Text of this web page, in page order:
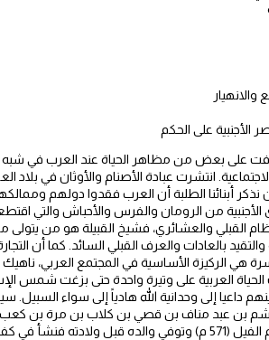
والانهيار
بعض من مظاهر الحياة عند العرب في شبه
انتشرت عبادة الأصنام والأوثان في بلاد
نذكر أبنائنا الطلبة أن العرب فقدوا دولهم
من الرومان والفرس والأحباش والتي
والعشائري، فشيخ القبيلة هو من يتولى
والتقيد بالعادات والعرف القبلي السائد. كما أن
هي الركيزة الأساسية في المجتمع العربي،
الحياة العربية على وتيرة واحدة حتى بزغت
داعيا إلى وحدانية الله هادياً إلى سواء
بن عبد مناف بن قصي بن كلاب بن مرة بن
المسماة بالبيضاء في مكة ببلاد الحجاز في عام الفيل